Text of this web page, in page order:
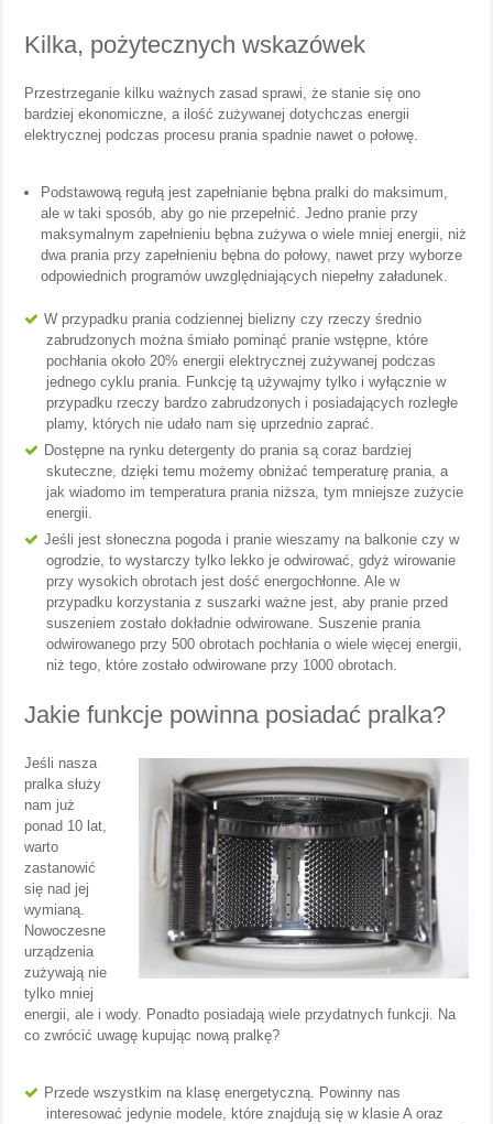
Kilka, pożytecznych wskazówek
Przestrzeganie kilku ważnych zasad sprawi, że stanie się ono
bardziej ekonomiczne, a ilość zużywanej dotychczas energii
elektrycznej podczas procesu prania spadnie nawet o połowę.
Podstawową regułą jest zapełnianie bębna pralki do maksimum,
ale w taki sposób, aby go nie przepełnić. Jedno pranie przy
maksymalnym zapełnieniu bębna zużywa o wiele mniej energii, niż
dwa prania przy zapełnieniu bębna do połowy, nawet przy wyborze
odpowiednich programów uwzględniających niepełny załadunek.
W przypadku prania codziennej bielizny czy rzeczy średnio
zabrudzonych można śmiało pominąć pranie wstępne, które
pochłania około 20% energii elektrycznej zużywanej podczas
jednego cyklu prania. Funkcję tą używajmy tylko i wyłącznie w
przypadku rzeczy bardzo zabrudzonych i posiadających rozległe
plamy, których nie udało nam się uprzednio zaprać.
Dostępne na rynku detergenty do prania są coraz bardziej
skuteczne, dzięki temu możemy obniżać temperaturę prania, a
jak wiadomo im temperatura prania niższa, tym mniejsze zużycie
energii.
Jeśli jest słoneczna pogoda i pranie wieszamy na balkonie czy w
ogrodzie, to wystarczy tylko lekko je odwirować, gdyż wirowanie
przy wysokich obrotach jest dość energochłonne. Ale w
przypadku korzystania z suszarki ważne jest, aby pranie przed
suszeniem zostało dokładnie odwirowane. Suszenie prania
odwirowanego przy 500 obrotach pochłania o wiele więcej energii,
niż tego, które zostało odwirowane przy 1000 obrotach.
Jakie funkcje powinna posiadać pralka?
Jeśli nasza
pralka służy
nam już
ponad 10 lat,
warto
zastanowić
się nad jej
wymianą.
Nowoczesne
urządzenia
zużywają nie
tylko mniej
energii, ale i wody. Ponadto posiadają wiele przydatnych funkcji. Na
co zwrócić uwagę kupując nową pralkę?
Przede wszystkim na klasę energetyczną. Powinny nas
interesować jedynie modele, które znajdują się w klasie A oraz